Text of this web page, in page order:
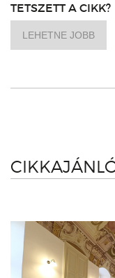
TETSZETT A CIKK?
LEHETNE JOBB